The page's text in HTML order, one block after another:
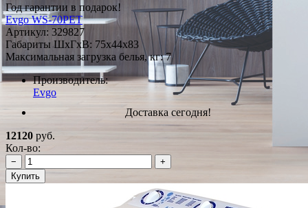
Год гарантии в подарок!
Evgo WS-70PET
Артикул: 329827
Габариты ШxГxВ: 75x44x83
Максимальная загрузка белья, кг: 7
Производитель:
Evgo
Доставка сегодня!
12120 руб.
Кол-во:
−
+
Купить